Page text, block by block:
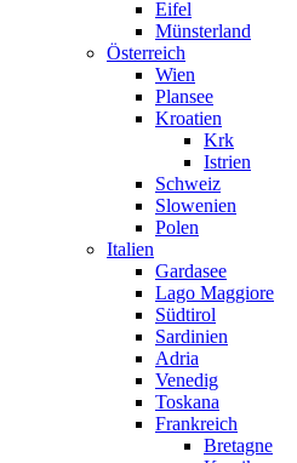
Eifel
Münsterland
Österreich
Wien
Plansee
Kroatien
Krk
Istrien
Schweiz
Slowenien
Polen
Italien
Gardasee
Lago Maggiore
Südtirol
Sardinien
Adria
Venedig
Toskana
Frankreich
Bretagne